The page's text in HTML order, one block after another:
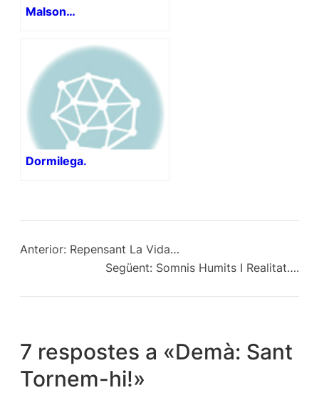
Malson…
Dormilega.
Anterior: Repensant La Vida…
Següent: Somnis Humits I Realitat….
7 respostes a «Demà: Sant
Tornem-hi!»